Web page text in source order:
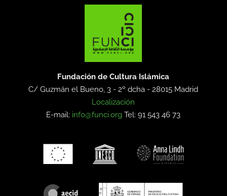
Fundación de Cultura Islámica
C/ Guzmán el Bueno, 3 - 2º dcha -28015 Madrid
Localización
E-mail: info@funci.org Tel: 91 543 46 73